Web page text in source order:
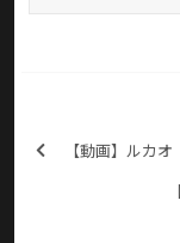
【動画】ルカオ